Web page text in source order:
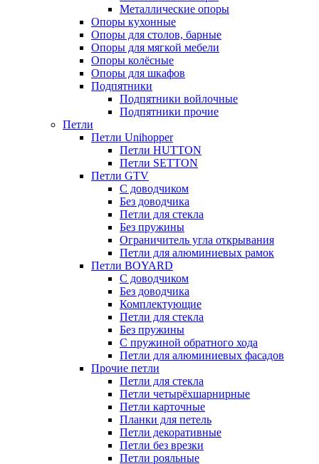
Металлические опоры
Опоры кухонные
Опоры для столов, барные
Опоры для мягкой мебели
Опоры колёсные
Опоры для шкафов
Подпятники
Подпятники войлочные
Подпятники прочие
Петли
Петли Unihopper
Петли HUTTON
Петли SETTON
Петли GTV
С доводчиком
Без доводчика
Петли для стекла
Без пружины
Ограничитель угла открывания
Петли для алюминиевых рамок
Петли BOYARD
С доводчиком
Без доводчика
Комплектующие
Петли для стекла
Без пружины
С пружиной обратного хода
Петли для алюминиевых фасадов
Прочие петли
Петли для стекла
Петли четырёхшарнирные
Петли карточные
Планки для петель
Петли декоративные
Петли без врезки
Петли рояльные